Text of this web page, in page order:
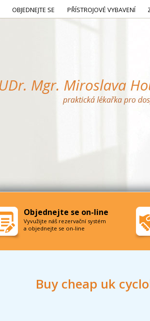
Buy cheap uk
OBJEDNEJTE SE PŘÍSTROJOVÉ VYBAVENÍ
Objednejte se on-line
Vyvužijte náš rezervační systém
a objednejte se on-line